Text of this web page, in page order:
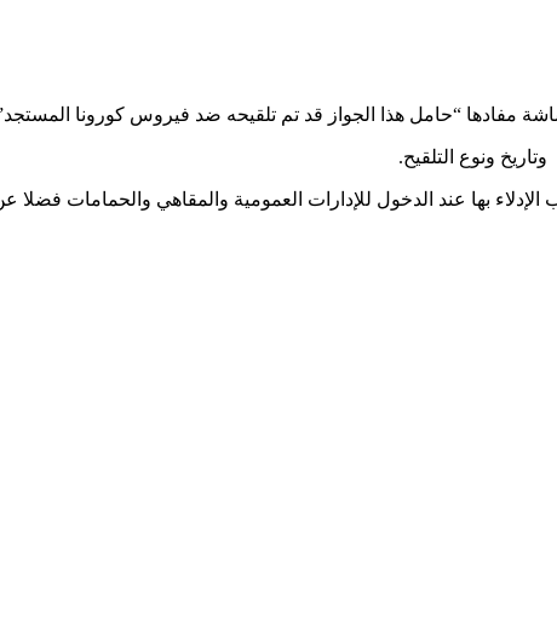
ونوع التلقيح.
بها عند الدخول للإدارات العمومية والمقاهي والحمامات فضلا عن